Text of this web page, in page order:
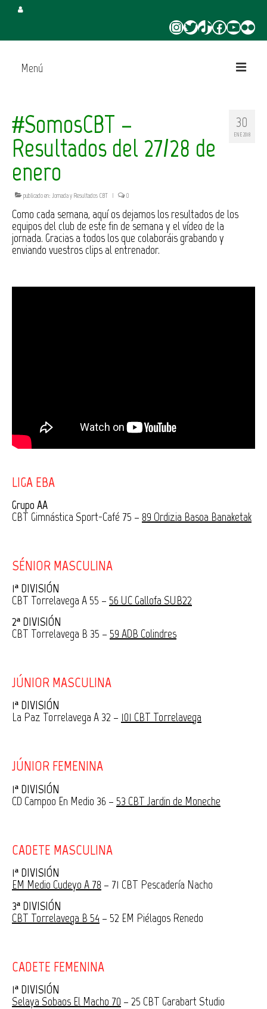
Instagram
Twitter
TikTokFacebook
YouTube
Flickr
Menú
Juega en CBT
Campus de Verano
Torneo 3×3 Verano
30
ENE 2018
#SomosCBT –
Resultados del 27/28 de
enero
publicado en: Jornada y Resultados CBT | 0
Como cada semana, aquí os dejamos los resultados de los
equipos del club de este fin de semana y el vídeo de la
jornada. Gracias a todos los que colaboráis grabando y
enviando vuestros clips al entrenador.
LIGA EBA
Grupo AA
CBT Gimnástica Sport-Café 75 – 89 Ordizia Basoa Banaketak
SÉNIOR MASCULINA
1ª DIVISIÓN
CBT Torrelavega A 55 – 56 UC Gallofa SUB22
2ª DIVISIÓN
CBT Torrelavega B 35 – 59 ADB Colindres
JÚNIOR MASCULINA
1ª DIVISIÓN
La Paz Torrelavega A 32 – 101 CBT Torrelavega
JÚNIOR FEMENINA
1ª DIVISIÓN
CD Campoo En Medio 36 – 53 CBT Jardin de Moneche
CADETE MASCULINA
1ª DIVISIÓN
EM Medio Cudeyo A 78 – 71 CBT Pescadería Nacho
3ª DIVISIÓN
CBT Torrelavega B 54 – 52 EM Piélagos Renedo
CADETE FEMENINA
1ª DIVISIÓN
Selaya Sobaos El Macho 70 – 25 CBT Garabart Studio